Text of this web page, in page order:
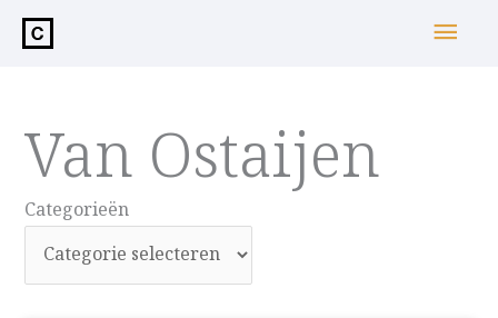
inhoud
Van Ostaijen
Categorieën
Categorieën